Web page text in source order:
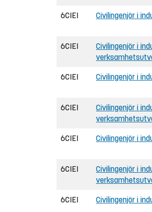
6CIEI Civilingenjör i
6CIEI
Civilingenjör i
6CIEI Civilingenjör i
6CIEI
Civilingenjör i
6CIEI Civilingenjör i
6CIEI
Civilingenjör i
6CIEI Civilingenjör i